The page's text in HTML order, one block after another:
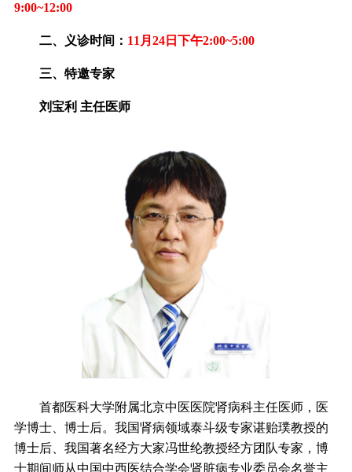
9:00~12:00
二、义诊时间： 11月24日下午2:00~5:00
三、特邀专家
刘宝利 主任医师
首都医科大学附属北京中医医院肾病科主任医师，医
学博士、博士后。我国肾病领域泰斗级专家谌贻璞教授的
博士后、我国著名经方大家冯世纶教授经方团队专家，博
士期间师从中国中西医结合学会肾脏病专业委员会名誉主